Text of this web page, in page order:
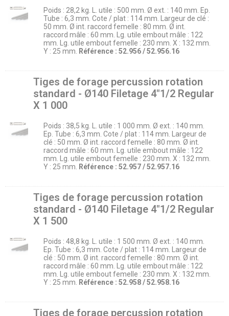
Poids : 28,2 kg. L. utile : 500 mm. Ø ext. : 140 mm. Ep.
Tube : 6,3 mm. Cote / plat : 114 mm. Largeur de clé :
50 mm. Ø int. raccord femelle : 80 mm. Ø int.
raccord mâle : 60 mm. Lg. utile embout mâle : 122
mm. Lg. utile embout femelle : 230 mm. X : 132 mm.
Y : 25 mm.
Référence : 52.956 / 52.956.16
Tiges de forage percussion rotation
standard - Ø140 Filetage 4″1/2 Regular
X 1 000
Poids : 38,5 kg. L. utile : 1 000 mm. Ø ext. : 140 mm.
Ep. Tube : 6,3 mm. Cote / plat : 114 mm. Largeur de
clé : 50 mm. Ø int. raccord femelle : 80 mm. Ø int.
raccord mâle : 60 mm. Lg. utile embout mâle : 122
mm. Lg. utile embout femelle : 230 mm. X : 132 mm.
Y : 25 mm.
Référence : 52.957 / 52.957.16
Tiges de forage percussion rotation
standard - Ø140 Filetage 4″1/2 Regular
X 1 500
Poids : 48,8 kg. L. utile : 1 500 mm. Ø ext. : 140 mm.
Ep. Tube : 6,3 mm. Cote / plat : 114 mm. Largeur de
clé : 50 mm. Ø int. raccord femelle : 80 mm. Ø int.
raccord mâle : 60 mm. Lg. utile embout mâle : 122
mm. Lg. utile embout femelle : 230 mm. X : 132 mm.
Y : 25 mm.
Référence : 52.958 / 52.958.16
Tiges de forage percussion rotation